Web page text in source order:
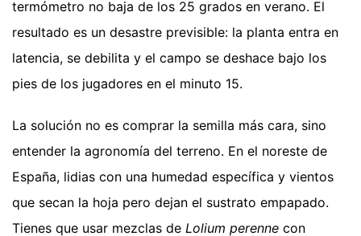
termómetro no baja de los 25 grados en verano. El
resultado es un desastre previsible: la planta entra en
latencia, se debilita y el campo se deshace bajo los
pies de los jugadores en el minuto 15.
La solución no es comprar la semilla más cara, sino
entender la agronomía del terreno. En el noreste de
España, lidias con una humedad específica y vientos
que secan la hoja pero dejan el sustrato empapado.
Tienes que usar mezclas de Lolium perenne con